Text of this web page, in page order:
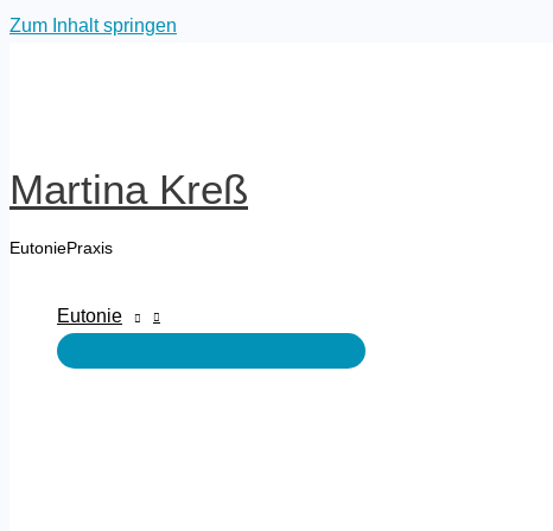
Zum Inhalt springen
Martina Kreß
EutoniePraxis
Eutonie